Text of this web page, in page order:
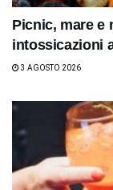
Picnic, mare e
intossicazioni
3 AGOSTO 2026